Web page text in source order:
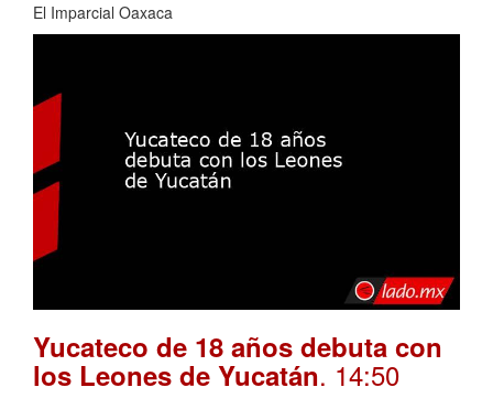
El Imparcial Oaxaca
Yucateco de 18 años debuta con
los Leones de Yucatán. 14:50